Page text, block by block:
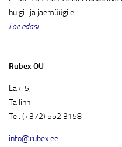
hulgi- ja jaemüügile.
Loe edasi...
Rubex OÜ
Laki 5,
Tallinn
Tel: (+372) 552 3158
info@rubex.ee